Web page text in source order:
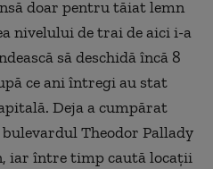
doar pentru tăiat lemn
nivelului de trai de aici i-a
să deschidă încă 8
ce ani întregi au stat
Deja a cumpărat
Theodor Pallady
iar între timp caută locaţii